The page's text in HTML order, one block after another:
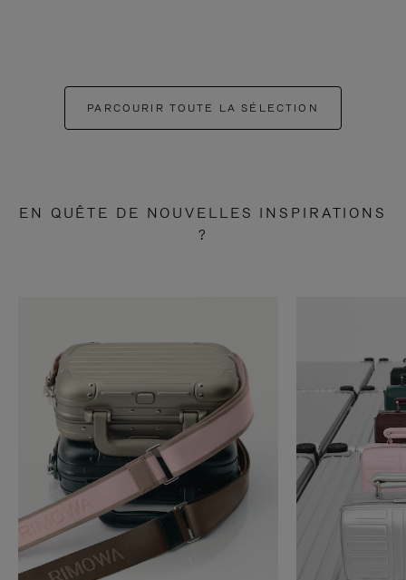
PARCOURIR TOUTE LA SÉLECTION
EN QUÊTE DE NOUVELLES INSPIRATIONS
?